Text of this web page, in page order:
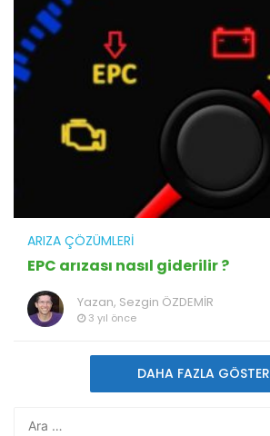
ARIZA ÇÖZÜMLERI
EPC arızası nasıl giderilir ?
Yazan, Sezgin ÖZDEMİR
3 yıl önce
DAHA FAZLA GÖSTER